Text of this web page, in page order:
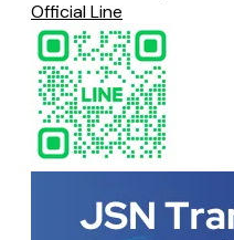
Official Line